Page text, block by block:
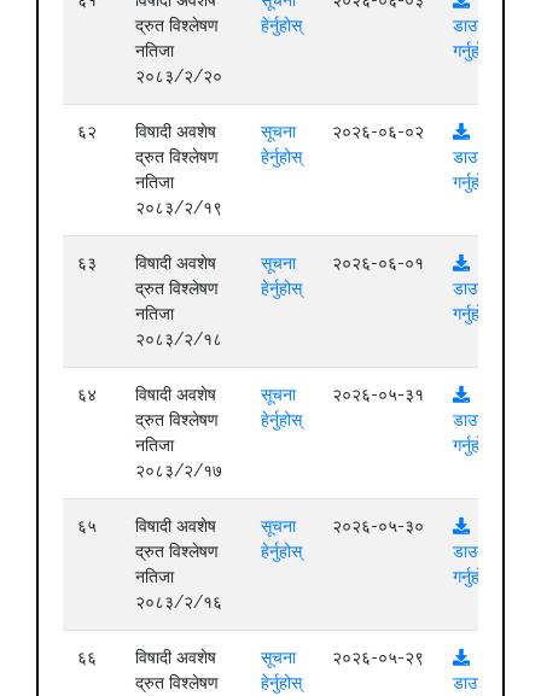
द्रुत विश्लेषण
नतिजा
२०८३/२/२०
हेर्नुहोस्
डाउनलोड
गर्नुहोस्
६२
विषादी अवशेष
द्रुत विश्लेषण
नतिजा
२०८३/२/१९
सूचना
हेर्नुहोस्
२०२६-०६-०२
डाउनलोड
गर्नुहोस्
६३
विषादी अवशेष
द्रुत विश्लेषण
नतिजा
२०८३/२/१८
सूचना
हेर्नुहोस्
२०२६-०६-०१
डाउनलोड
गर्नुहोस्
६४
विषादी अवशेष
द्रुत विश्लेषण
नतिजा
२०८३/२/१७
सूचना
हेर्नुहोस्
२०२६-०५-३१
डाउनलोड
गर्नुहोस्
६५
विषादी अवशेष
द्रुत विश्लेषण
नतिजा
२०८३/२/१६
सूचना
हेर्नुहोस्
२०२६-०५-३०
डाउनलोड
गर्नुहोस्
६६
विषादी अवशेष
द्रुत विश्लेषण
सूचना
हेर्नुहोस्
२०२६-०५-२९
डाउनलोड